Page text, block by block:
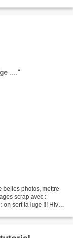
belles photos, mettre
scrap avec :
sort la luge !!! Hiver